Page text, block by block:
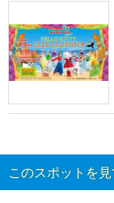
このスポットを